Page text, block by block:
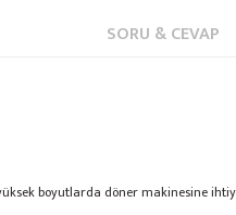
SORU & CEVAP
boyutlarda döner makinesine